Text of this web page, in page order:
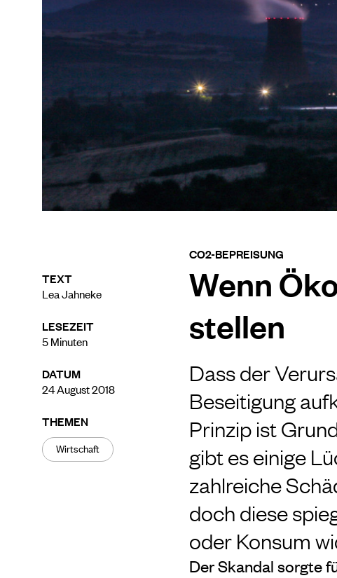
TEXT
Lea Jahneke
LESEZEIT
5Minuten
DATUM
24 August 2018
THEMEN
Wirtschaft
CO2-BEPREISUNG
Wenn
stellen
Dass der
Beseitigung
Prinzip ist
gibt es einige
zahlreiche
doch diese
oder Konsum
Der Skandal sorgte